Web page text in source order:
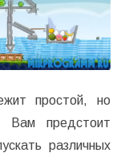
простой, но
Вам предстоит
различных